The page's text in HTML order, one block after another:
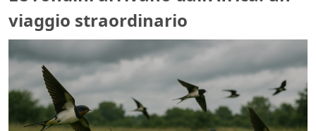
viaggio straordinario